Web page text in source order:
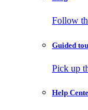
Follow
Guided
Pick up
Help